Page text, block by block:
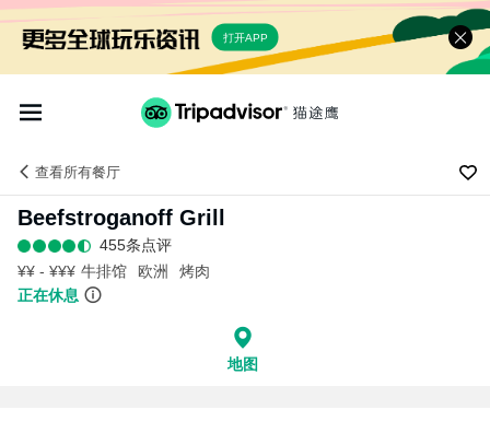
打开APP
查看所有餐厅
Beefstroganoff Grill
455条点评
¥¥ - ¥¥¥ 牛排馆 欧洲
烤肉
正在休息
地图